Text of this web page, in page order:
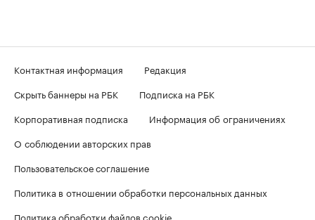
Контактная информация
Редакция
Скрыть баннеры на РБК
Подписка на РБК
Корпоративная подписка
Информация об ограничениях
О соблюдении авторских прав
Пользовательское соглашение
Политика в отношении обработки персональных данных
Политика обработки файлов cookie